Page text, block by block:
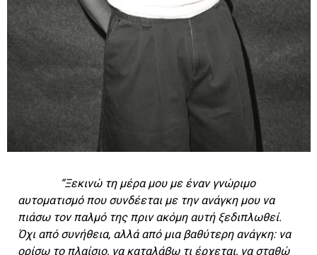
“Ξεκινώ τη μέρα μου με έναν γνώριμο
αυτοματισμό που συνδέεται με την ανάγκη μου να
πιάσω τον παλμό της πριν ακόμη αυτή ξεδιπλωθεί.
Όχι από συνήθεια, αλλά από μια βαθύτερη ανάγκη: να
ορίσω το πλαίσιο, να καταλάβω τι έρχεται, να σταθώ